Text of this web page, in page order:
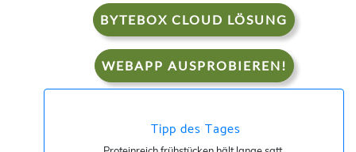
BYTEBOX CLOUD LÖSUNG
WEBAPP AUSPROBIEREN!
Tipp des Tages